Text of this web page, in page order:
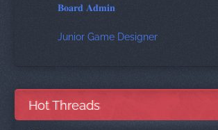
𝐁𝐨𝐚𝐫𝐝 𝐀𝐝𝐦𝐢𝐧
Junior Game Designer
Hot Threads